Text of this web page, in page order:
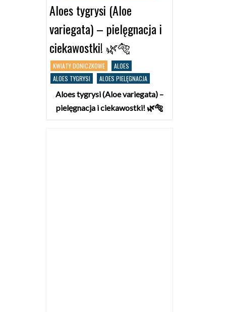
Aloes tygrysi (Aloe
variegata) – pielęgnacja i
ciekawostki! 🌿🐅
KWIATY DONICZKOWE
ALOES
ALOES TYGRYSI
ALOES PIELĘGNACJA
Aloes tygrysi (Aloe variegata) –
pielęgnacja i ciekawostki! 🌿🐅